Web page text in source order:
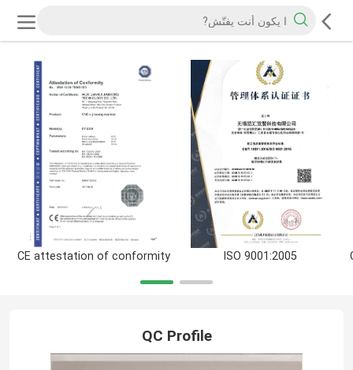
ISO 9001:2005
CE attestation of conformity
QC Profile